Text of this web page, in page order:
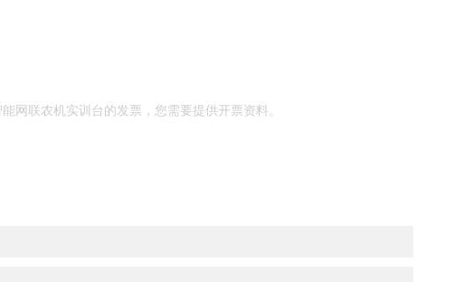
网联农机实训台的发票，您需要提供开票资料。